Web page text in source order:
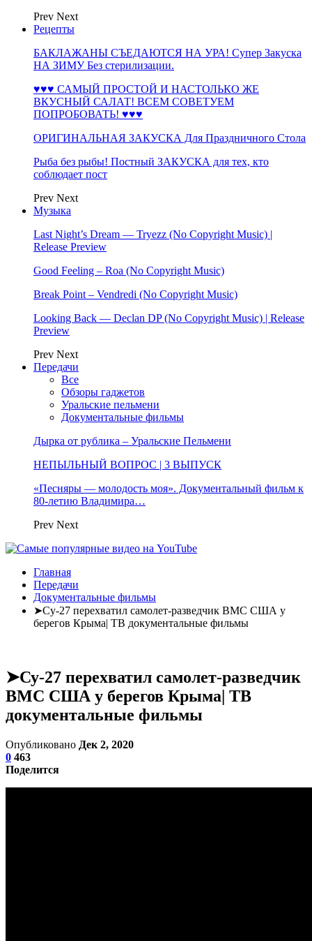
Prev Next
Рецепты
БАКЛАЖАНЫ СЪЕДАЮТСЯ НА УРА! Супер Закуска
НА ЗИМУ Без стерилизации.
♥♥♥ САМЫЙ ПРОСТОЙ И НАСТОЛЬКО ЖЕ
ВКУСНЫЙ САЛАТ! ВСЕМ СОВЕТУЕМ
ПОПРОБОВАТЬ! ♥♥♥
ОРИГИНАЛЬНАЯ ЗАКУСКА Для Праздничного Стола
Рыба без рыбы! Постный ЗАКУСКА для тех, кто
соблюдает пост
Prev Next
Музыка
Last Night’s Dream — Tryezz (No Copyright Music) |
Release Preview
Good Feeling – Roa (No Copyright Music)
Break Point – Vendredi (No Copyright Music)
Looking Back — Declan DP (No Copyright Music) | Release
Preview
Prev Next
Передачи
Все
Обзоры гаджетов
Уральские пельмени
Документальные фильмы
Дырка от рублика – Уральские Пельмени
НЕПЫЛЬНЫЙ ВОПРОС | 3 ВЫПУСК
«Песняры — молодость моя». Документальный фильм к
80-летию Владимира…
Prev Next
Главная
Передачи
Документальные фильмы
➤Су-27 перехватил самолет-разведчик ВМС США у
берегов Крыма| ТВ документальные фильмы
➤Су-27 перехватил самолет-разведчик
ВМС США у берегов Крыма| ТВ
документальные фильмы
Опубликовано Дек 2, 2020
0 463
Поделится